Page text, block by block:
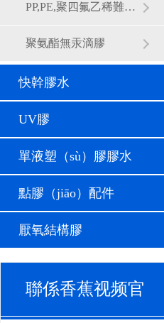
PP,PE,聚四氟乙稀難粘材料專用樹脂膠
聚氨酯無汞滴膠
快幹膠水
UV膠
單液塑（sù）膠膠水
點膠（jiāo）配件
厭氧結構膠
聯係香蕉视频官